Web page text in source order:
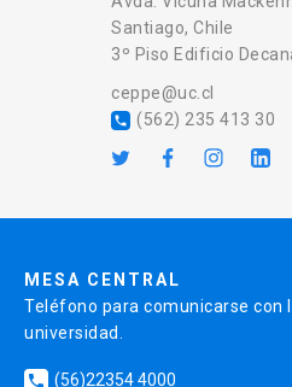
Santiago, Chile
3º Piso Edificio
ceppe@uc.cl
local_phone (562) 235 413 30
MESA CENTRAL
Teléfono para comunicarse con
universidad.
local_phone (56)22354 4000